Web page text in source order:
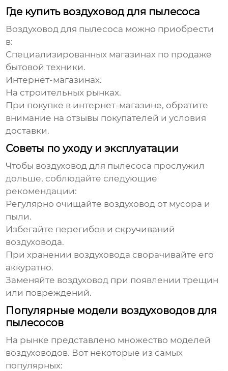
Где купить воздуховод для пылесоса
Воздуховод для пылесоса можно приобрести
в:
Специализированных магазинах по продаже
бытовой техники.
Интернет-магазинах.
На строительных рынках.
При покупке в интернет-магазине, обратите
внимание на отзывы покупателей и условия
доставки.
Советы по уходу и эксплуатации
Чтобы воздуховод для пылесоса прослужил
дольше, соблюдайте следующие
рекомендации:
Регулярно очищайте воздуховод от мусора и
пыли.
Избегайте перегибов и скручиваний
воздуховода.
При хранении воздуховода сворачивайте его
аккуратно.
Заменяйте воздуховод при появлении трещин
или повреждений.
Популярные модели воздуховодов для
пылесосов
На рынке представлено множество моделей
воздуховодов. Вот некоторые из самых
популярных: